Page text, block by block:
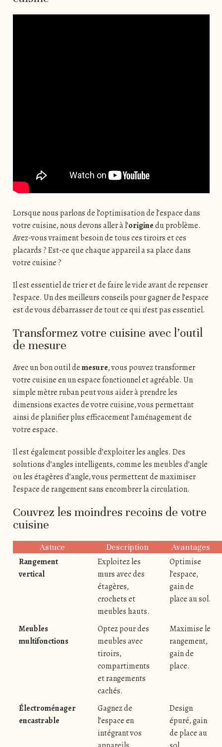
Lorsque nous parlons de l’optimisation de l’espace dans
votre cuisine, nous devons aller à l’originedu problème.
Avez-vous vraiment besoin de tous ces tiroirs et ces
placards ? Est-ce que chaque appareil a sa place dans
votre cuisine ?
Il est essentiel de trier et de faire le vide avant de repenser
l’espace. Un des meilleurs conseils pour gagner de l’espace
est de vous débarrasser de tout ce qui n’est pas essentiel.
Transformez votre cuisine avec l’outil
de mesure
Avec un bon outil demesure, vous pouvez transformer
votre cuisine en un espace fonctionnel et agréable. Un
simple mètre ruban peut vous aider à prendre les
dimensions exactes de votre cuisine, vous permettant
ainsi de planifier plus efficacement l’aménagement de
votre espace.
Il est également possible d’exploiter les angles. Des
solutions d’angles intelligents, comme les meubles d’angle
ou les étagères d’angle, vous permettent de maximiser
l’espace de rangement sans encombrer la circulation.
Couvrez les moindres recoins de votre
cuisine
Astuce Description Avantages
Rangement
vertical
Exploitez les
murs avec des
étagères,
crochets et
meubles hauts.
Optimise
l’espace,
gain de
place au sol.
Meubles
multifonctions
Optez pour des
meubles avec
tiroirs,
compartiments
et rangements
cachés.
Maximise le
rangement,
gain de
place.
Électroménager
encastrable
Gagnez de
l’espace en
intégrant vos
Design
épuré, gain
de place au